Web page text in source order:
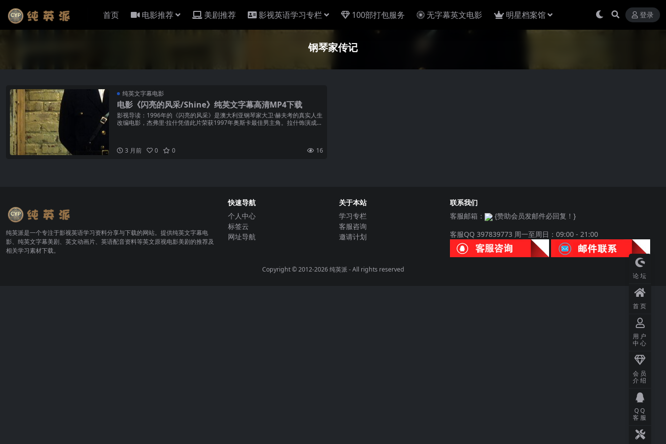
首页 电影推荐 美剧推荐 影视英语学习专栏 100部打包服务 无字幕英文电影 明星档案馆 登录
钢琴家传记
纯英文字幕电影
电影《闪亮的风采/Shine》纯英文字幕高清MP4下载
影视导读：1996年的《闪亮的风采》是澳大利亚钢琴家大卫·赫夫考的真实人生
改编电影，杰弗里·拉什凭借此片荣获1997年奥斯卡最佳男主角。拉什饰演成年
3 月前 0 0 16
纯英派是一个专注于影视英语学习资料分享与下载的网站。提供纯英文字幕电
影、纯英文字幕美剧、英文动画片、英语配音资料等英文原视电影美剧的推荐及
相关学习素材下载。
快速导航
个人中心
标签云
网址导航
关于本站
学习专栏
客服咨询
邀请计划
联系我们
客服邮箱：
{赞助会员发邮件必回复！}
客服QQ 397839773 周一至周日：09:00 - 21:00
Copyright © 2012-2026纯英派 - All rights reserved
论坛
首页
用户
中心
会员
介绍
QQ
客服